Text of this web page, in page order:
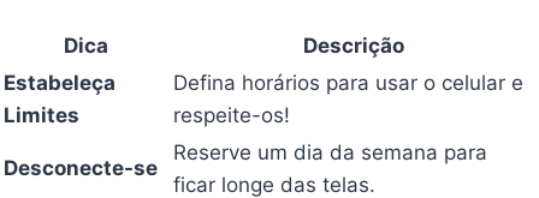
Dica
Descrição
Estabeleça
Limites
Defina horários para usar o celular e
respeite-os!
Desconecte-se
Reserve um dia da semana para
ficar longe das telas.